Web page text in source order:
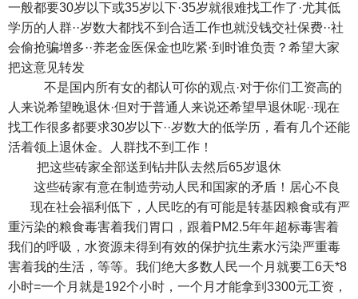
一般都要30岁以下或35岁以下·35岁就很难找工作了·尤其低
学历的人群··岁数大都找不到合适工作也就没钱交社保费··社
会偷抢骗增多··养老金医保金也吃紧·到时谁负责？希望大家
把这意见转发
不是国内所有女的都认可你的观点·对于你们工资高的
人来说希望晚退休·但对于普通人来说还希望早退休呢··现在
找工作很多都要求30岁以下··岁数大的低学历 ，看有几个还能
活着领上退休金。
人群找不到工作！
把这些砖家全部送到钻井队去然后65岁退休
这些砖家有意在制造劳动人民和国家的矛盾！居心不良
现在社会福利低下，人民吃的有可能是转基因粮食或有严
重污染的粮食毒害着我们胃口，跟着PM2.5年年超标毒害着
我们的呼吸，水资源未得到有效的保护抗生素水污染严重毒
害着我的生活，等等。我们绝大多数人民一个月就要工6天*8
小时=一个月就是192个小时，一个月才能拿到3300元工资，